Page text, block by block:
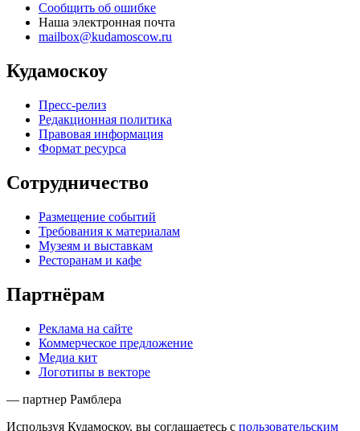
Сообщить об ошибке
Наша электронная почта
mailbox@kudamoscow.ru
Кудамоскоу
Пресс-релиз
Редакционная политика
Правовая информация
Формат ресурса
Сотрудничество
Размещение событий
Требования к материалам
Музеям и выставкам
Ресторанам и кафе
Партнёрам
Реклама на сайте
Коммерческое предложение
Медиа кит
Логотипы в векторе
— партнер Рамблера
Используя Кудамоскоу, вы соглашаетесь с пользовательским